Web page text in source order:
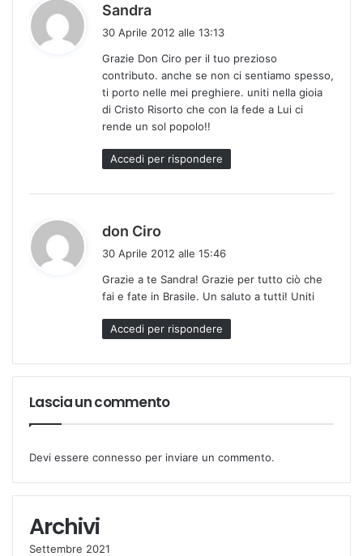
Sandra
e
t
t
30 Aprile 2012 alle 13:13
Grazie Don Ciro per il tuo prezioso
contributo. anche se non ci sentiamo spesso,
ti porto nelle mei preghiere. uniti nella gioia
di Cristo Risorto che con la fede a Lui ci
rende un sol popolo!!
Accedi per rispondere
don Ciro
e
t
t
o
30 Aprile 2012 alle 15:46
Grazie a te Sandra! Grazie per tutto ciò che
fai e fate in Brasile. Un saluto a tutti! Uniti
Accedi per rispondere
Lascia un commento
Devi essere connesso per inviare un commento.
Archivi
Settembre 2021